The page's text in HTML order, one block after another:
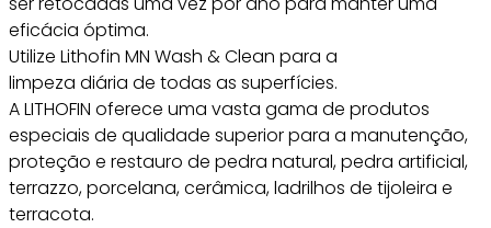
eficácia óptima.
Utilize Lithofin MN Wash & Clean para a
limpeza diária de todas as superfícies.
A LITHOFIN oferece uma vasta gama de produtos
especiais de qualidade superior para a manutenção,
proteção e restauro de pedra natural, pedra artificial,
terrazzo, porcelana, cerâmica, ladrilhos de tijoleira e
terracota.